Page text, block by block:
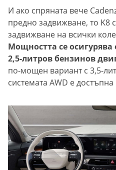
И ако спряната вече
предно задвижване, то K8
задвижване на всички
Мощността се
2,5-литров бензинов
по-мощен вариант с 3,5-
системата AWD е